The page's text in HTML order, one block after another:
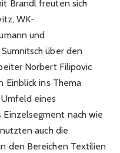
Brandl freuten sich
WK-
und
über den
Norbert Filipovic
Einblick ins Thema
Umfeld eines
nach wie
auch die
den Bereichen Textilien